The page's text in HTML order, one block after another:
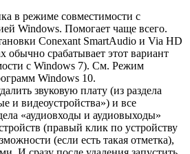
в режиме совместимости с
Windows. Помогает чаще всего.
Conexant SmartAudio и Via HD
обычно срабатывает этот вариант
с Windows 7). См. Режим
Windows 10.
звуковую плату (из раздела
и видеоустройства») и все
«аудиовходы и аудиовыходы»
(правый клик по устройству
(если есть такая отметка),